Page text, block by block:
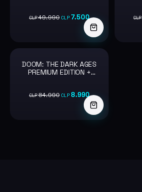
CLP49.990 CLP 7.500 CLP
-89%
DOOM: THE DARK AGES
PREMIUM EDITION +
CLP84.990 CLP 8.990